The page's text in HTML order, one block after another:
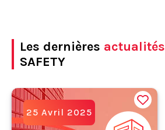
Les dernières actualités
SAFETY
25 Avril 2025